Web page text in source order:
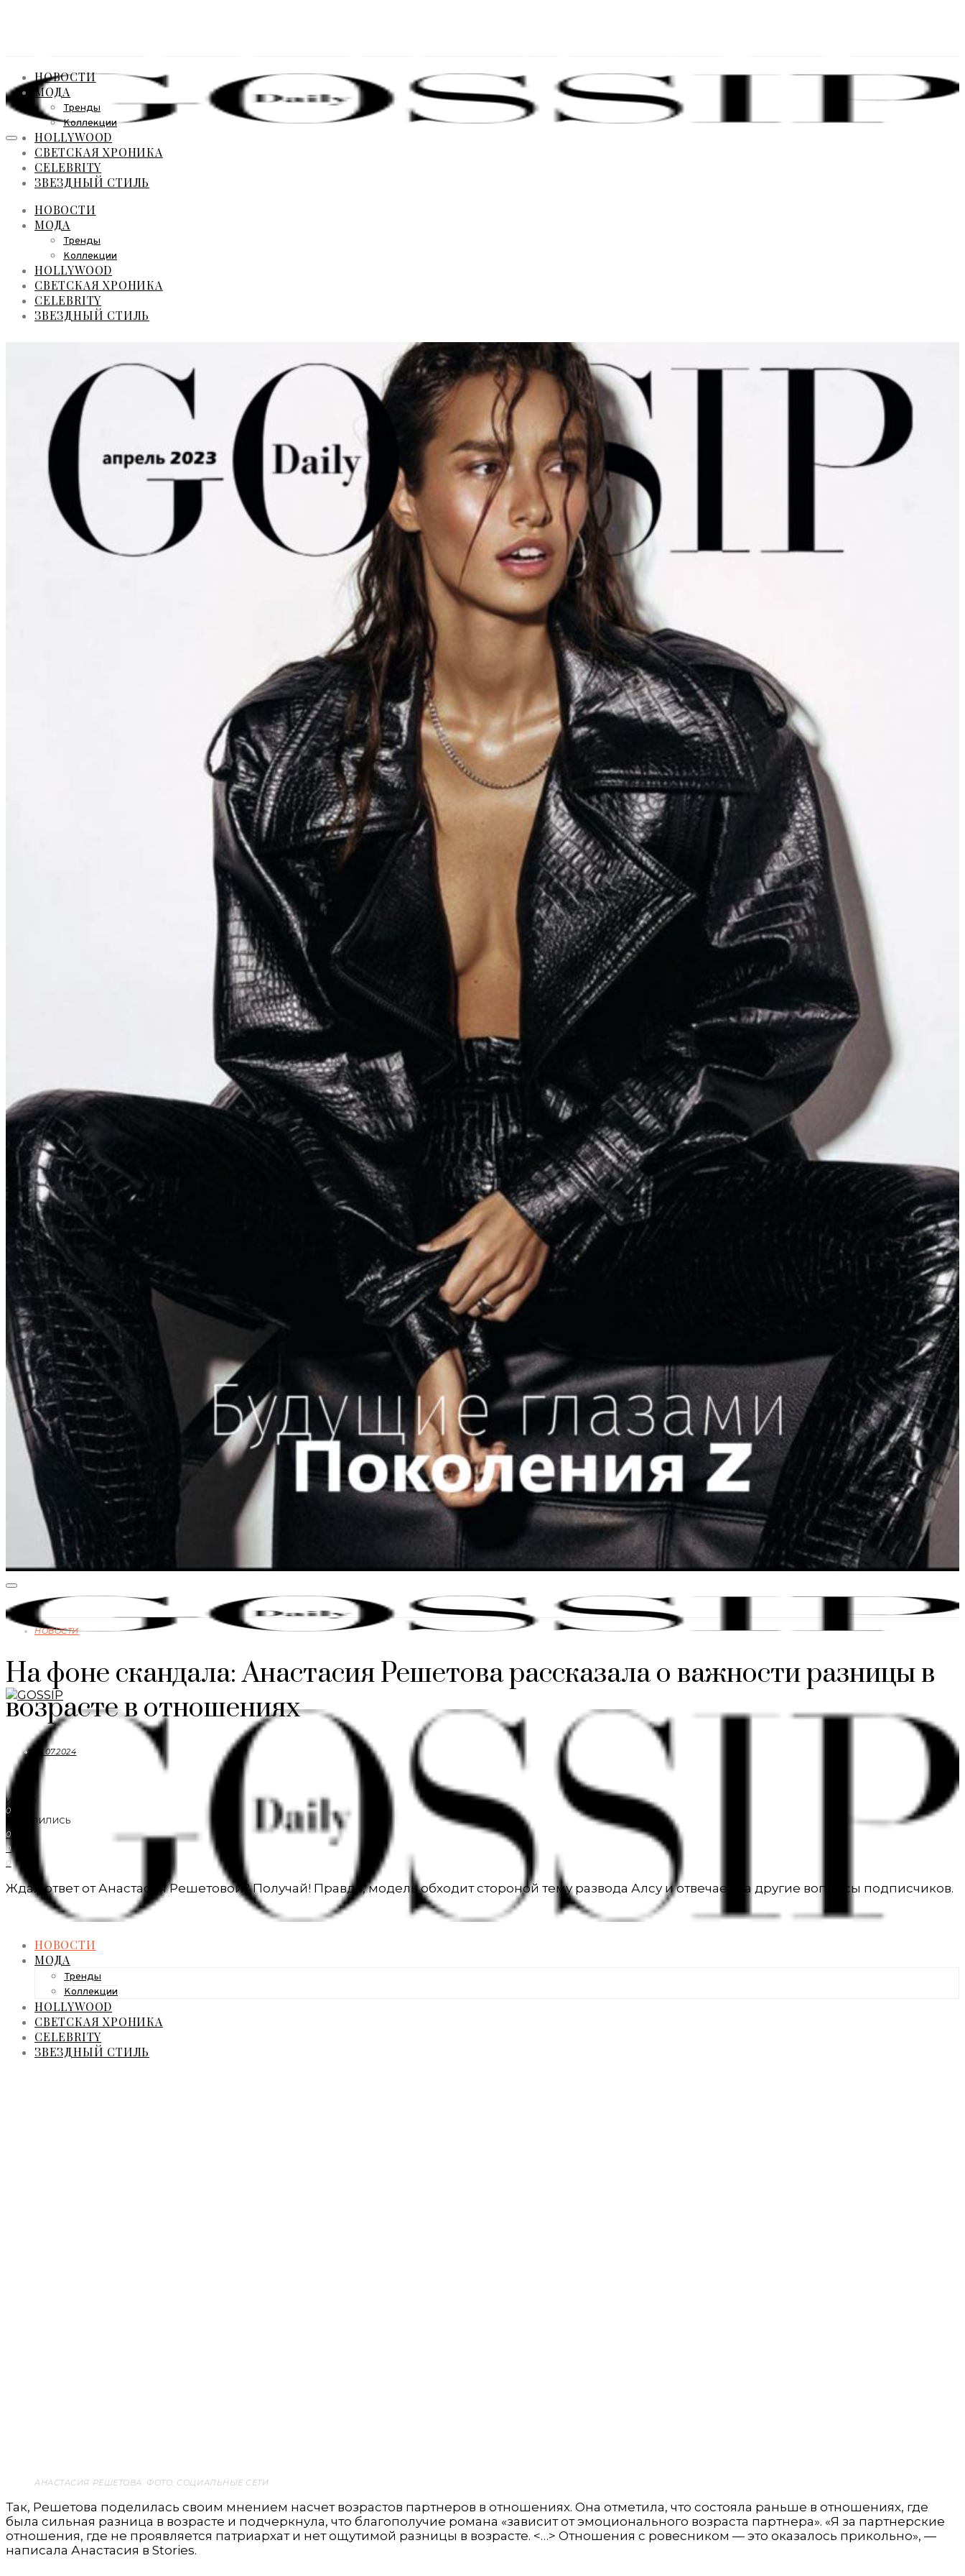
НОВОСТИ
МОДА
Тренды
Коллекции
HOLLYWOOD
СВЕТСКАЯ ХРОНИКА
CELEBRITY
ЗВЕЗДНЫЙ СТИЛЬ
НОВОСТИ
МОДА
Тренды
Коллекции
HOLLYWOOD
СВЕТСКАЯ ХРОНИКА
CELEBRITY
ЗВЕЗДНЫЙ СТИЛЬ
НОВОСТИ
МОДА
Тренды
Коллекции
HOLLYWOOD
СВЕТСКАЯ ХРОНИКА
CELEBRITY
ЗВЕЗДНЫЙ СТИЛЬ
НОВОСТИ
На фоне скандала: Анастасия Решетова рассказала о важности разницы в
возрасте в отношениях
14.07.2024
ИТОГО
0
ПОДЕЛИЛИСЬ
0
0
0
Ждал ответ от Анастасия Решетовой? Получай! Правда, модель обходит стороной тему развода Алсу и отвечает на другие вопросы подписчиков.
АНАСТАСИЯ РЕШЕТОВА. ФОТО: СОЦИАЛЬНЫЕ СЕТИ
Так, Решетова поделилась своим мнением насчет возрастов партнеров в отношениях. Она отметила, что состояла раньше в отношениях, где
была сильная разница в возрасте и подчеркнула, что благополучие романа «зависит от эмоционального возраста партнера». «Я за партнерские
отношения, где не проявляется патриархат и нет ощутимой разницы в возрасте. <…> Отношения с ровесником — это оказалось прикольно», —
написала Анастасия в Stories.